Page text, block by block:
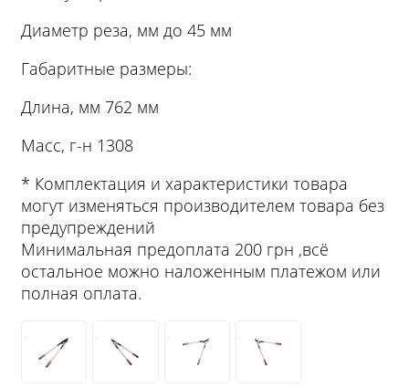
Диаметр реза, мм до 45 мм
Габаритные размеры:
Длина, мм 762 мм
Масс, г-н 1308
* Комплектация и характеристики товара
могут изменяться производителем товара без
предупреждений
Минимальная предоплата 200 грн ,всё
остальное можно наложенным платежом или
полная оплата.